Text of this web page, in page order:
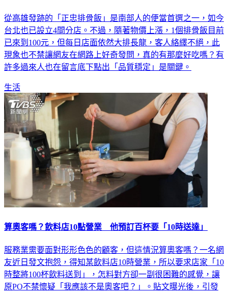
從高雄發跡的「正忠排骨飯」是南部人的便當首選之一，如今
台北也已設立4間分店。不過，隨著物價上漲，1個排骨飯目前
已來到100元，但每日店面依然大排長龍，客人絡繹不絕，此
現象也不禁讓網友在網路上好奇發問，真的有那麼好吃嗎？有
許多過來人也在留言底下點出「品質穩定」是關鍵。
生活
算奧客嗎？飲料店10點營業 他預訂百杯要「10時送達」
服務業需要面對形形色色的顧客，但這情況算奧客嗎？一名網
友近日發文抱怨，得知某飲料店10時營業，所以要求店家「10
時整將100杯飲料送到」，怎料對方卻一副很困難的感覺，讓
原PO不禁懷疑「我應該不是奧客吧？」。貼文曝光後，引發